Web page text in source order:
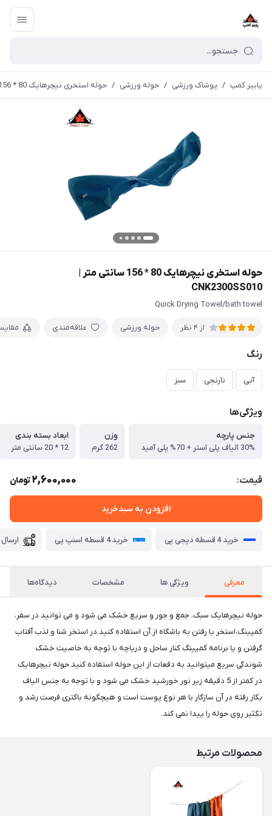
پاییز کمپ / پوشاک ورزشی / حوله ورزشی / حوله استخری نیچرهایک 80 * 156 سانتی متر | CNK2300SS010
حوله استخری نیچرهایک 80 * 156 سانتی متر |
CNK2300SS010
Quick Drying Towel/bath towel
از 4 نظر حوله ورزشی علاقه‌مندی
رنگ
آبی نارنجی سبز
ویژگی‌ها
جنس پارچه
30% الیاف پلی استر + 70% پلی آمید
وزن
262 گرم
ابعاد بسته بندی
12 * 20 سانتی متر
قیمت: 2,600,000تومان
افزودن به سبدخرید
خرید 4 قسطه دیجی پی خرید 4 قسطه اسنپ پی
معرفی ویژگی ها مشخصات دیدگاه‌ها
حوله نیچرهایک سبک، جمع و جور و سریع خشک می شود و می توانید در سفر،
کمپینگ،استخر یا رفتن به باشگاه از آن استفاده کنید.در استخر شنا و لذب آفتاب
گرفتن و یا برنامه کمپینگ کنار ساحل و دریاچه با توجه به خاصیت خشک
شوندگی سریع میتوانید به دفعات از این حوله استفاده کنید.حوله نیچرهایک
در کمتر از 5 دقیقه زیر نور خورشید خشک می شود و با توجه به جنس الیاف
بکار رفته در آن سازگار با هر نوع پوست است و هیچگونه باکتری فرصت رشد و
تکثیر روی حوله را پیدا نمی کند.
محصولات مرتبط